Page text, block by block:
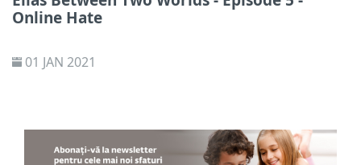
Online Hate
01 JAN 2021